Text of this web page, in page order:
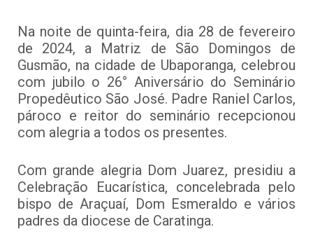
Na noite de quinta-feira, dia 28 de fevereiro
de 2024, a Matriz de São Domingos de
Gusmão, na cidade de Ubaporanga, celebrou
com jubilo o 26° Aniversário do Seminário
Propedêutico São José. Padre Raniel Carlos,
pároco e reitor do seminário recepcionou
com alegria a todos os presentes.
Com grande alegria Dom Juarez, presidiu a
Celebração Eucarística, concelebrada pelo
bispo de Araçuaí, Dom Esmeraldo e vários
padres da diocese de Caratinga.